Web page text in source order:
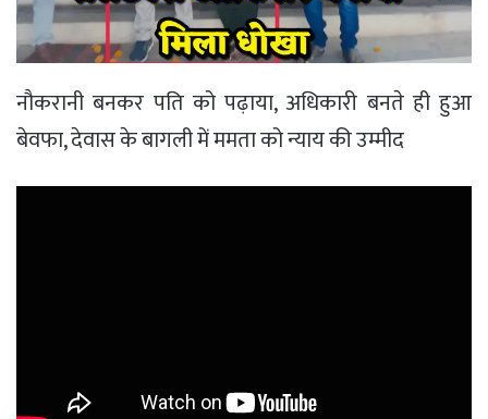
नौकरानी बनकर पति को पढ़ाया, अधिकारी बनते ही हुआ
बेवफा, देवास के बागली में ममता को न्याय की उम्मीद